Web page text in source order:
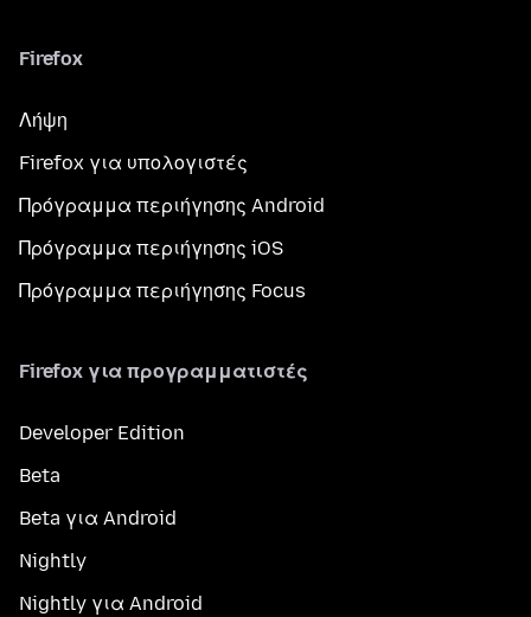
Firefox
Λήψη
Firefox για υπολογιστές
Πρόγραμμα περιήγησης Android
Πρόγραμμα περιήγησης iOS
Πρόγραμμα περιήγησης Focus
Firefox για προγραμματιστές
Developer Edition
Beta
Beta για Android
Nightly
Nightly για Android